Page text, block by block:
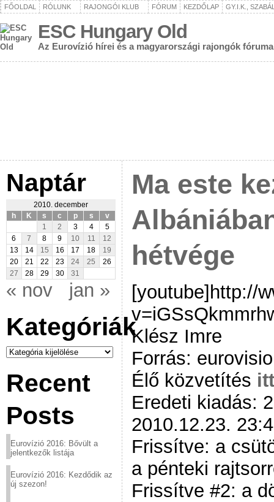
FŐOLDAL RÓLUNK RAJONGÓI KLUB FÓRUM KEZDŐLAP GY.I.K.,
ESC Hungary Old
Az Eurovízió hírei és a magyarországi rajongók fóruma
Naptár
2010. december
h
K s c p s
v
1
2 3 4
5
6
7 8 9 10 11
12
13
14 15 16 17 18
19
20
21 22 23 24 25
26
27
28 29 30 31
« nov jan »
Kategóriák
Kategóriák
Recent
Posts
Eurovízió 2016: Bővült a
jelentkezők listája
Eurovízió 2016: Kezdődik az
új szezon!
Ma este
hétvége
[youtube]http://
Klész Imre
Forrás:
Élő közvetítés itt
Eredeti kiadás:
2010.12.23.
Frissítve: a
a pénteki
Frissítve #2: a